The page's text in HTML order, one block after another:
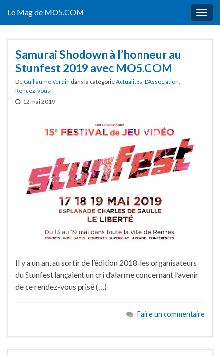
Le Mag de MO5.COM
Samurai Shodown à l’honneur au
Stunfest 2019 avec MO5.COM
DeGuillaume Verdin dans la catégorieActualités, L'Association,
Rendez-vous
12 mai 2019
Il y a un an, au sortir de l’édition 2018, les organisateurs
du Stunfest lançaient un cri d’alarme concernant l’avenir
de ce rendez-vous prisé (…)
Faire un commentaire